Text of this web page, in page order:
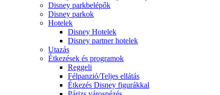
Disney parkbelépők
Disney parkok
Hotelek
Disney Hotelek
Disney partner hotelek
Utazás
Étkezések és programok
Reggeli
Félpanzió/Teljes ellátás
Étkezés Disney figurákkal